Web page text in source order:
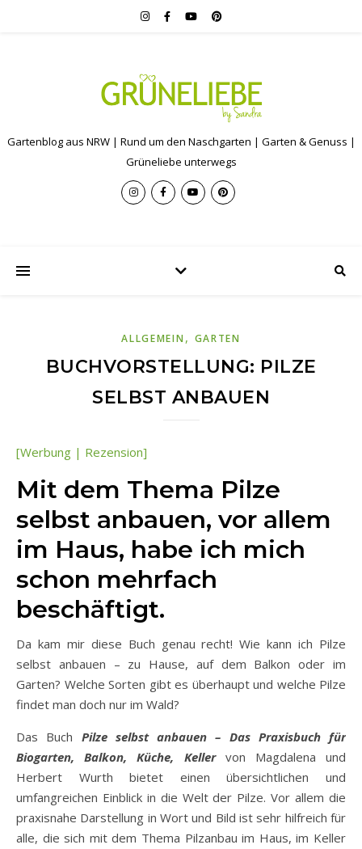
Gartenblog aus NRW | Rund um den Naschgarten | Garten & Genuss |
Grüneliebe unterwegs
ALLGEMEIN , GARTEN
BUCHVORSTELLUNG: PILZE
SELBST ANBAUEN
[Werbung | Rezension]
Mit dem Thema Pilze
selbst anbauen, vor allem
im Haus, habe ich mich
schon mehrfach
beschäftigt.
Da kam mir diese Buch genau recht! Wie kann ich Pilze
selbst anbauen – zu Hause, auf dem Balkon oder im
Garten? Welche Sorten gibt es überhaupt und welche Pilze
findet man doch nur im Wald?
Das Buch Pilze selbst anbauen – Das Praxisbuch für
Biogarten, Balkon, Küche, Keller
von Magdalena und
Herbert Wurth bietet einen übersichtlichen und
umfangreichen Einblick in die Welt der Pilze. Vor allem die
praxisnahe Darstellung in Wort und Bild ist sehr hilfreich für
alle, die sich mit dem Thema Pilzanbau im Haus, im Keller